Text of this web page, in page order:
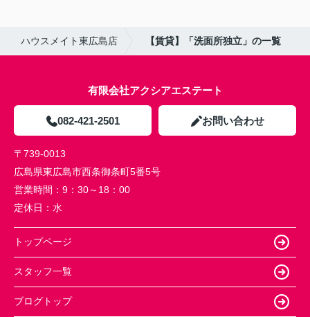
ハウスメイト東広島店 【賃貸】「洗面所独立」の一覧
有限会社アクシアエステート
082-421-2501 お問い合わせ
〒739-0013
広島県東広島市西条御条町5番5号
営業時間： 9：30～18：00
定休日： 水
トップページ
スタッフ一覧
ブログトップ